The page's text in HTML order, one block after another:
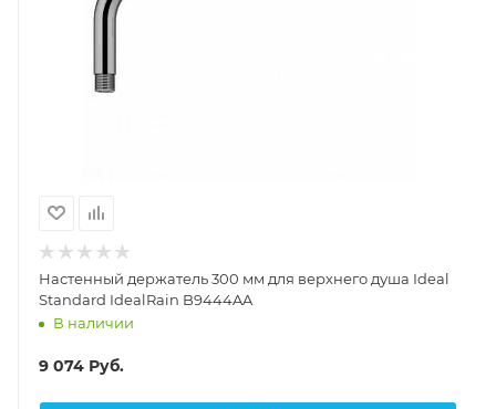
Настенный держатель 300 мм для верхнего душа Ideal
Standard IdealRain B9444AA
В наличии
9 074 Руб.